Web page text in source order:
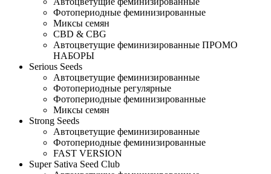
Фотопериодные феминизированные
Миксы семян
CBD & CBG
Автоцветущие феминизированные ПРОМО
НАБОРЫ
Serious Seeds
Автоцветущие феминизированные
Фотопериодные регулярные
Фотопериодные феминизированные
Миксы семян
Strong Seeds
Автоцветущие феминизированные
Фотопериодные феминизированные
FAST VERSION
Super Sativa Seed Club